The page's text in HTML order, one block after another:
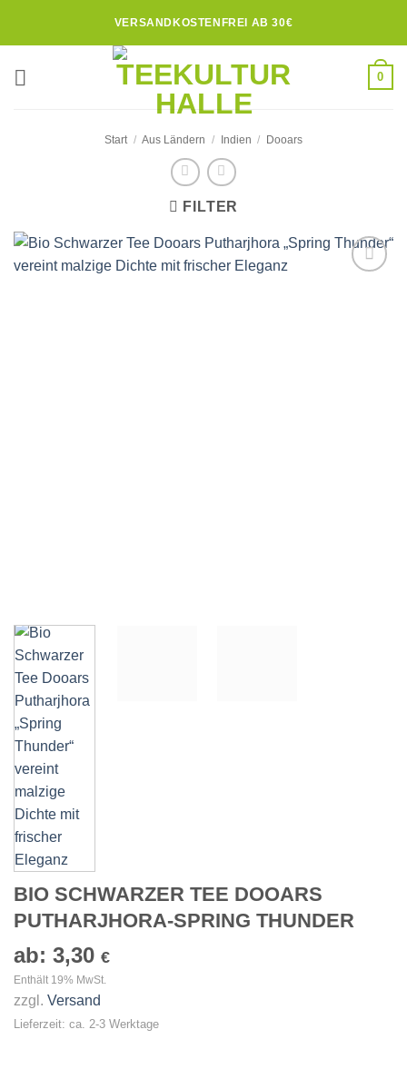
VERSANDKOSTENFREI AB 30€
0
Start / Aus Ländern / Indien / Dooars
FILTER
BIO SCHWARZER TEE DOOARS
PUTHARJHORA-SPRING THUNDER
ab: 3,30 €
Enthält 19% MwSt.
zzgl. Versand
Lieferzeit: ca. 2-3 Werktage